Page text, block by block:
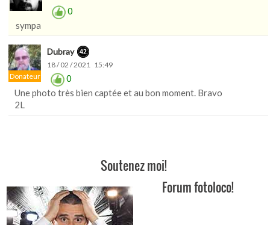
0
sympa
Donateur
Dubray
18 / 02 / 2021 15:49
0
Une photo très bien captée et au bon moment. Bravo
2L
Soutenez moi!
Forum fotoloco!